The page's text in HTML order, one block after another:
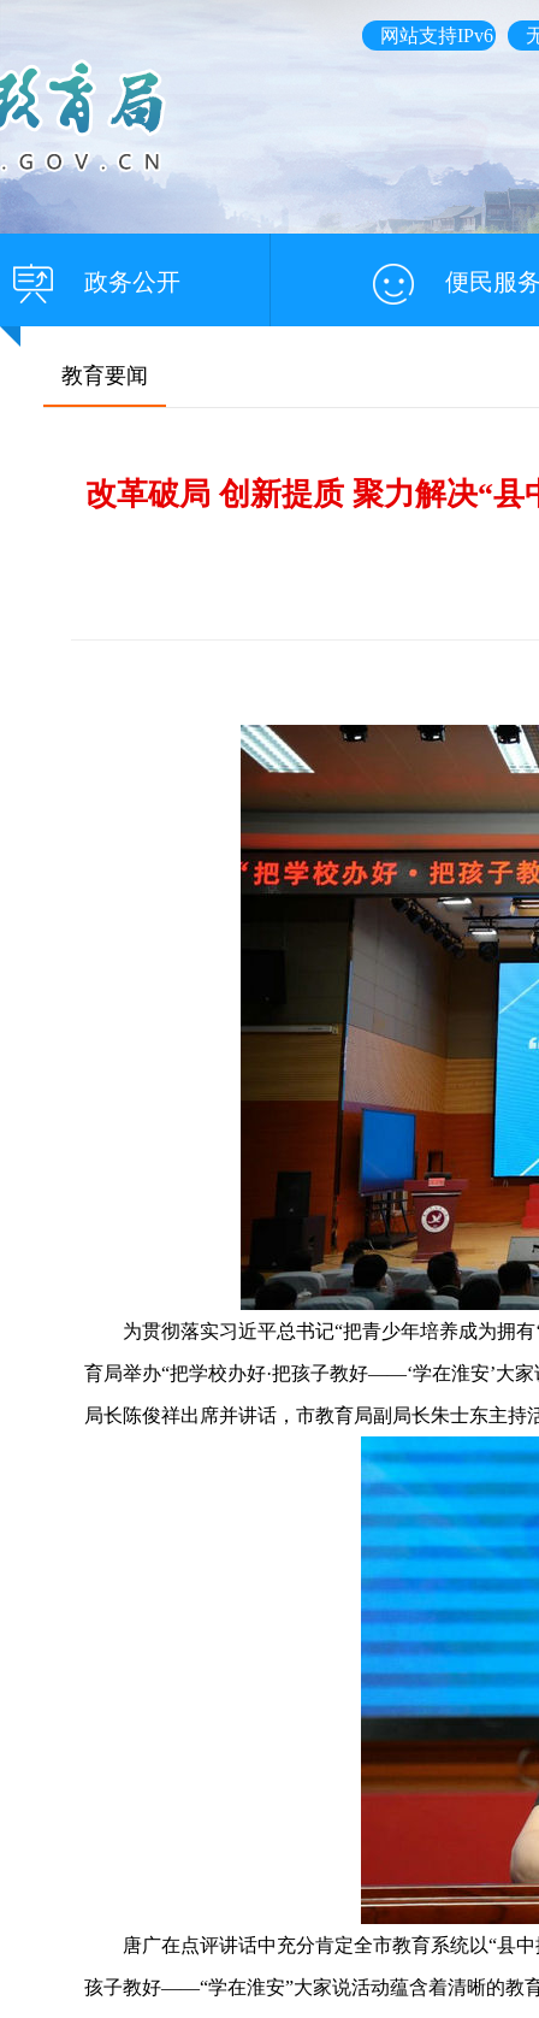
网站支持IPv6
政务公开 便民服
教育要闻
改革破局 创新提质 聚力解决“
为贯彻落实习近平总书记“把青少年培养成为拥有‘
育局举办“把学校办好·把孩子教好——‘学在淮安’大
局长陈俊祥出席并讲话，市教育局副局长朱士东主持
唐广在点评讲话中充分肯定全市教育系统以“县中
孩子教好——“学在淮安”大家说活动蕴含着清晰的教